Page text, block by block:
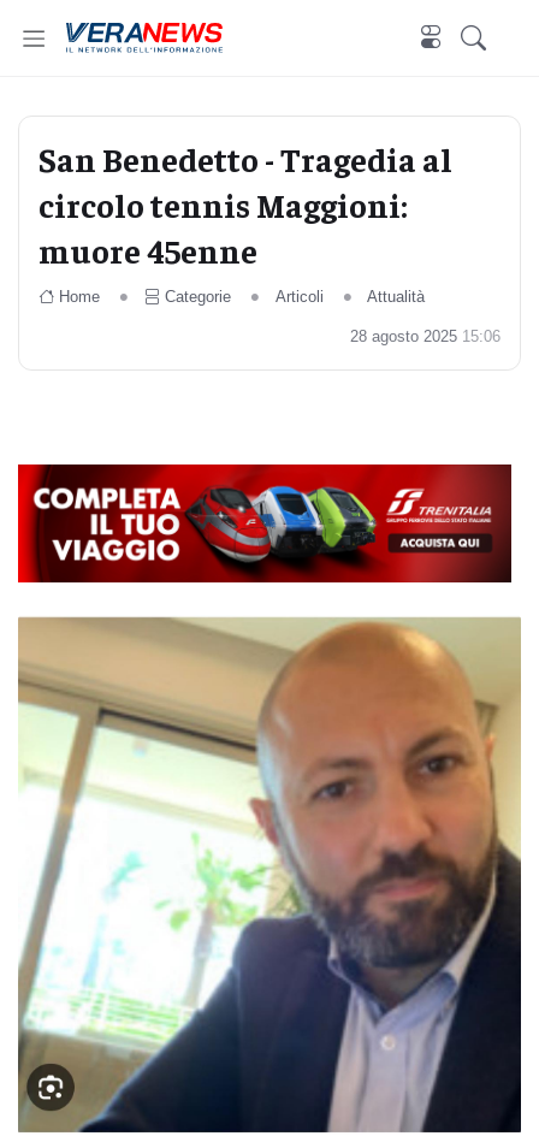
San Benedetto - Tragedia al
circolo tennis Maggioni:
muore 45enne
Home Categorie Articoli Attualità
28 agosto 2025 15:06